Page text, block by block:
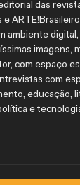
das
e
ambiente
imagens,
com espaço
com
educação,
e